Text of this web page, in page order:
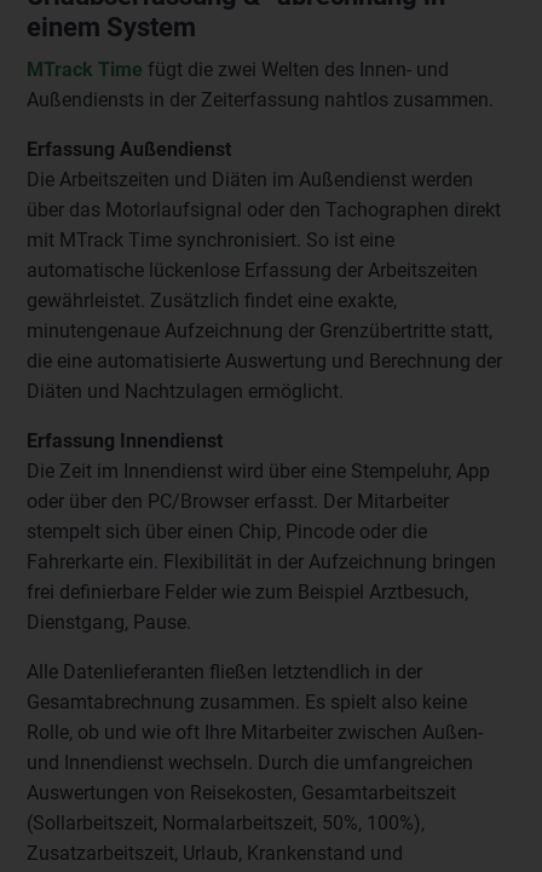
einem System
MTrack Time fügt die zwei Welten des Innen- und
Außendiensts in der Zeiterfassung nahtlos zusammen.
Erfassung Außendienst
Die Arbeitszeiten und Diäten im Außendienst werden
über das Motorlaufsignal oder den Tachographen direkt
mit MTrack Time synchronisiert. So ist eine
automatische lückenlose Erfassung der Arbeitszeiten
gewährleistet. Zusätzlich findet eine exakte,
minutengenaue Aufzeichnung der Grenzübertritte statt,
die eine automatisierte Auswertung und Berechnung der
Diäten und Nachtzulagen ermöglicht.
Erfassung Innendienst
Die Zeit im Innendienst wird über eine Stempeluhr, App
oder über den PC/Browser erfasst. Der Mitarbeiter
stempelt sich über einen Chip, Pincode oder die
Fahrerkarte ein. Flexibilität in der Aufzeichnung bringen
frei definierbare Felder wie zum Beispiel Arztbesuch,
Dienstgang, Pause.
Alle Datenlieferanten fließen letztendlich in der
Gesamtabrechnung zusammen. Es spielt also keine
Rolle, ob und wie oft Ihre Mitarbeiter zwischen Außen-
und Innendienst wechseln. Durch die umfangreichen
Auswertungen von Reisekosten, Gesamtarbeitszeit
(Sollarbeitszeit, Normalarbeitszeit, 50%, 100%),
Zusatzarbeitszeit, Urlaub, Krankenstand und